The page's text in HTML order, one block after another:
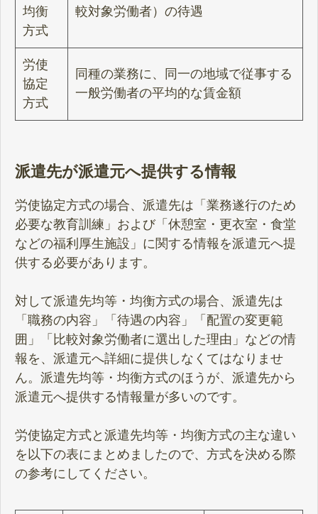
均衡
方式
較対象労働者）の待遇
労使
協定
方式
同種の業務に、同一の地域で従事する
一般労働者の平均的な賃金額
派遣先が派遣元へ提供する情報
労使協定方式の場合、派遣先は「業務遂行のため
必要な教育訓練」および「休憩室・更衣室・食堂
などの福利厚生施設」に関する情報を派遣元へ提
供する必要があります。
対して派遣先均等・均衡方式の場合、派遣先は
「職務の内容」「待遇の内容」「配置の変更範
囲」「比較対象労働者に選出した理由」などの情
報を、派遣元へ詳細に提供しなくてはなりませ
ん。派遣先均等・均衡方式のほうが、派遣先から
派遣元へ提供する情報量が多いのです。
労使協定方式と派遣先均等・均衡方式の主な違い
を以下の表にまとめましたので、方式を決める際
の参考にしてください。